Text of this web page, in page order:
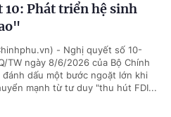
Phát triển hệ sinh
- Nghị quyết số 10-
TW ngày 8/6/2026 của Bộ Chính
đánh dấu một bước ngoặt lớn khi
mạnh từ tư duy "thu hút FDI...